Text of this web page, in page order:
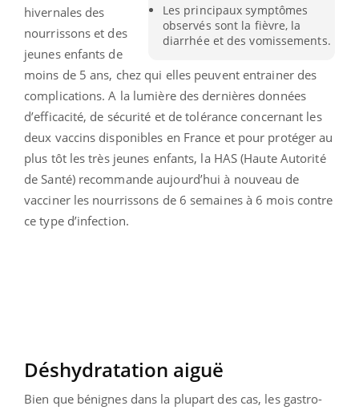
Les principaux symptômes
observés sont la fièvre, la
diarrhée et des vomissements.
hivernales des
nourrissons et des
jeunes enfants de
moins de 5 ans, chez qui elles peuvent entrainer des
complications. A la lumière des dernières données
d’efficacité, de sécurité et de tolérance concernant les
deux vaccins disponibles en France et pour protéger au
plus tôt les très jeunes enfants, la HAS (Haute Autorité
de Santé) recommande aujourd’hui à nouveau de
vacciner les nourrissons de 6 semaines à 6 mois contre
ce type d’infection.
Déshydratation aiguë
Bien que bénignes dans la plupart des cas, les gastro-